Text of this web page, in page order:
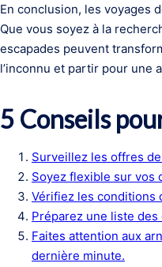
En conclusion, les voyages
Que vous soyez à la
escapades peuvent
l’inconnu et partir pour une
5 Conseils
Surveillez les offres
Soyez flexible sur vos
Vérifiez les conditions
Préparez une liste
Faites attention aux
dernière minute.